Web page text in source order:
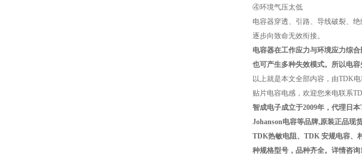
④环境气压太低
电容器穿透、引路、导线破裂、
逐步向致命无效衔接。
电容器在工作应力与环境应力综
也可产生多种失效模式。所以电
以上就是本文全部内容，由TDK
贴片电容电感，欢迎您来电联系
智成电子成立于2009年，代理日
Johanson电容等品牌,原装正品现
TDK热敏电阻、TDK 安规电容、
种规格型号，品种齐全。详情咨询